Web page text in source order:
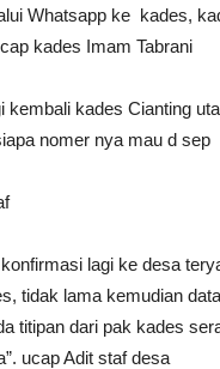
Whatsapp ke kades,
kades Imam Tabrani
kades Cianting
nomer nya mau d sep
lagi ke desa
tidak lama kemudian
titipan dari pak kades
ucap Adit staf desa